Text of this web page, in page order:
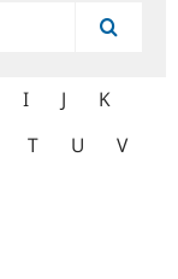
I J
K
T U
V